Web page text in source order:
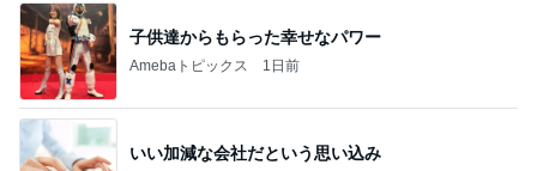
子供達からもらった幸せなパワー
Amebaトピックス 1日前
いい加減な会社だという思い込み